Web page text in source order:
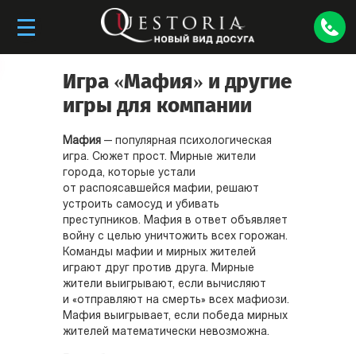
Игра «Мафия» и другие
игры для компании
Мафия — популярная психологическая
игра. Сюжет прост. Мирные жители
города, которые устали
от распоясавшейся мафии, решают
устроить самосуд и убивать
преступников. Мафия в ответ объявляет
войну с целью уничтожить всех горожан.
Команды мафии и мирных жителей
играют друг против друга. Мирные
жители выигрывают, если вычисляют
и «отправляют на смерть» всех мафиози.
Мафия выигрывает, если победа мирных
жителей математически невозможна.